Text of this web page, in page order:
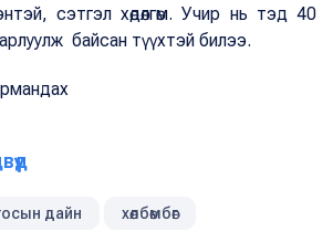
сэтгэл хөдөлгөм. Учир нь тэд 40
байсан түүхтэй билээ.
дайн хөлбөмбөг